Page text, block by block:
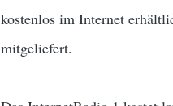
kostenlos im Internet
mitgeliefert.